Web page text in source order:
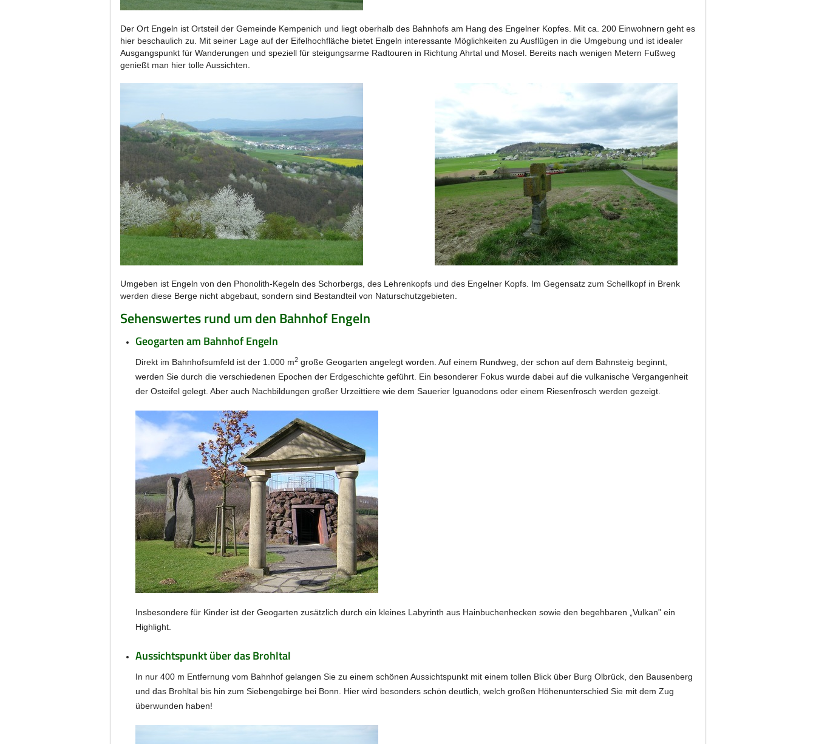
Der Ort Engeln ist Ortsteil der Gemeinde Kempenich und liegt oberhalb des Bahnhofs am Hang des Engelner Kopfes. Mit ca. 200 Einwohnern geht es
hier beschaulich zu. Mit seiner Lage auf der Eifelhochfläche bietet Engeln interessante Möglichkeiten zu Ausflügen in die Umgebung und ist idealer
Ausgangspunkt für Wanderungen und speziell für steigungsarme Radtouren in Richtung Ahrtal und Mosel. Bereits nach wenigen Metern Fußweg
genießt man hier tolle Aussichten.
Umgeben ist Engeln von den Phonolith-Kegeln des Schorbergs, des Lehrenkopfs und des Engelner Kopfs. Im Gegensatz zum Schellkopf in Brenk
werden diese Berge nicht abgebaut, sondern sind Bestandteil von Naturschutzgebieten.
Sehenswertes rund um den Bahnhof Engeln
Geogarten am Bahnhof Engeln
Direkt im Bahnhofsumfeld ist der 1.000 m2 große Geogarten angelegt worden. Auf einem Rundweg, der schon auf dem Bahnsteig beginnt,
werden Sie durch die verschiedenen Epochen der Erdgeschichte geführt. Ein besonderer Fokus wurde dabei auf die vulkanische Vergangenheit
der Osteifel gelegt. Aber auch Nachbildungen großer Urzeittiere wie dem Sauerier Iguanodons oder einem Riesenfrosch werden gezeigt.
Insbesondere für Kinder ist der Geogarten zusätzlich durch ein kleines Labyrinth aus Hainbuchenhecken sowie den begehbaren „Vulkan" ein
Highlight.
Aussichtspunkt über das Brohltal
In nur 400 m Entfernung vom Bahnhof gelangen Sie zu einem schönen Aussichtspunkt mit einem tollen Blick über Burg Olbrück, den Bausenberg
und das Brohltal bis hin zum Siebengebirge bei Bonn. Hier wird besonders schön deutlich, welch großen Höhenunterschied Sie mit dem Zug
überwunden haben!